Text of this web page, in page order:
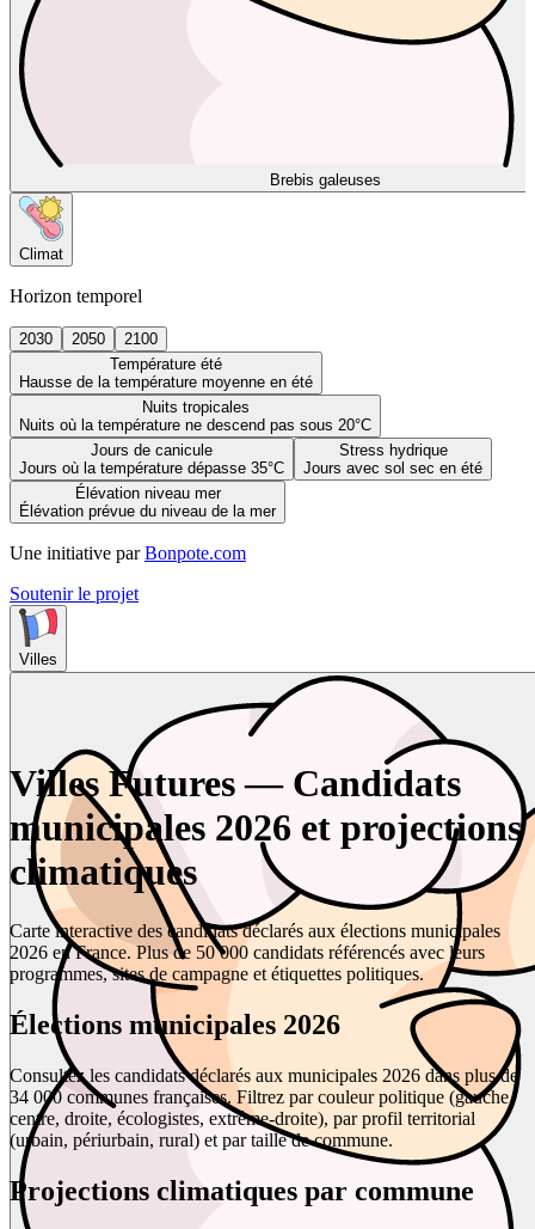
Brebis galeuses
Climat
Horizon temporel
2030 2050
2100
Température été
Hausse de la température moyenne en été
Nuits tropicales
Nuits où la température ne descend pas sous 20°C
Jours de canicule
Jours où la température dépasse 35°C
Stress hydrique
Jours avec sol sec en été
Élévation niveau mer
Élévation prévue du niveau de la mer
Une initiative par Bonpote.com
Soutenir le projet
Villes
Villes Futures — Candidats
municipales 2026 et projections
climatiques
Carte interactive des candidats déclarés aux élections municipales
2026 en France. Plus de 50 000 candidats référencés avec leurs
programmes, sites de campagne et étiquettes politiques.
Élections municipales 2026
Consultez les candidats déclarés aux municipales 2026 dans plus de
34 000 communes françaises. Filtrez par couleur politique (gauche,
centre, droite, écologistes, extrême-droite), par profil territorial
(urbain, périurbain, rural) et par taille de commune.
Projections climatiques par commune